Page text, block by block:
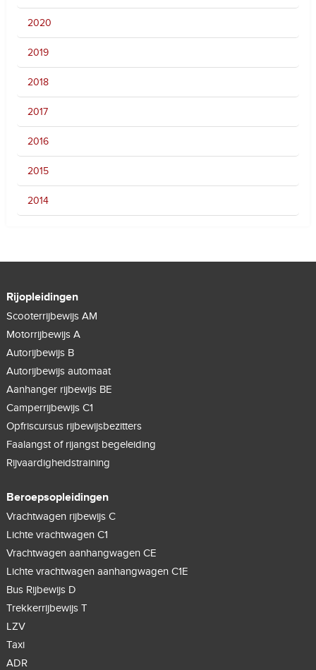
2020
2019
2018
2017
2016
2015
2014
Rijopleidingen
Scooterrijbewijs AM
Motorrijbewijs A
Autorijbewijs B
Autorijbewijs automaat
Aanhanger rijbewijs BE
Camperrijbewijs C1
Opfriscursus rijbewijsbezitters
Faalangst of rijangst begeleiding
Rijvaardigheidstraining
Beroepsopleidingen
Vrachtwagen rijbewijs C
Lichte vrachtwagen C1
Vrachtwagen aanhangwagen CE
Lichte vrachtwagen aanhangwagen C1E
Bus Rijbewijs D
Trekkerrijbewijs T
LZV
Taxi
ADR